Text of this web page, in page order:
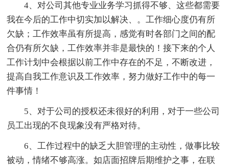
4、对公司其他专业业务学习抓得不够、这些都需要
我在今后的工作中切实加以解决、。工作细心度仍有所
欠缺；工作效率虽有所提高，感觉有时各部门之间的配
合仍有所欠缺，工作效率并非是最快的！接下来的个人
工作计划中会根据以前工作中存在的不足，不断改进，
提高自我工作意识及工作效率，努力做好工作中的每一
件事情！
5、对于公司的授权还未很好的利用，对于一些公司
员工出现的不良现象没有严格对待。
6、工作过程中的缺乏大胆管理的主动性，做事比较
被动，情绪不够高涨。如店面招牌后期维护之事，在联